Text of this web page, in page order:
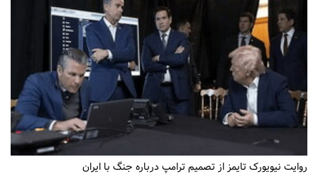
روایت نیویورک تایمز از تصمیم ترامپ درباره جنگ با ایران